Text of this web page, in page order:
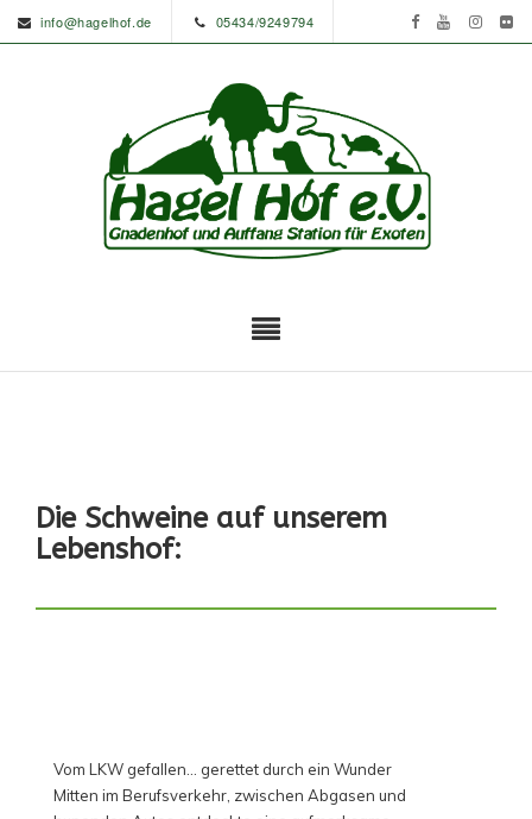
info@hagelhof.de 05434/9249794
Die Schweine auf unserem
Lebenshof:
Vom LKW gefallen… gerettet durch ein Wunder
Mitten im Berufsverkehr, zwischen Abgasen und